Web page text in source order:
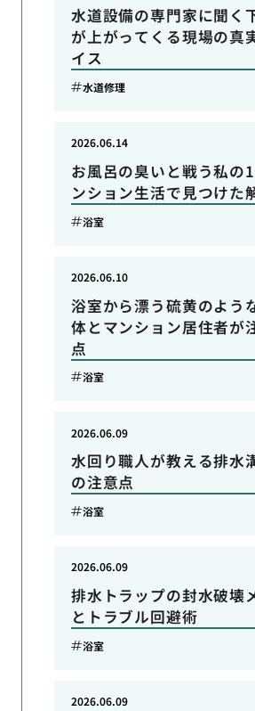
水道設備の専門家に聞く
が上がってくる現場の真
イス
水道修理
お風呂の臭いと戦う私の
ンション生活で見つけた
2026.06.14
浴室
浴室から漂う硫黄のよう
体とマンション居住者が
点
2026.06.10
浴室
水回り職人が教える排水
の注意点
2026.06.09
浴室
排水トラップの封水破壊
とトラブル回避術
2026.06.09
浴室
2026.06.09